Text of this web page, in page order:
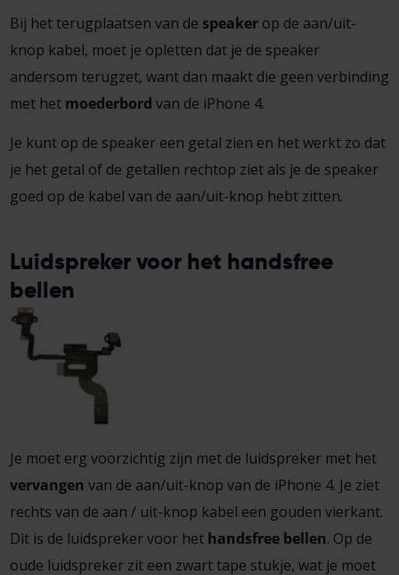
Bij het terugplaatsen van de speakerop de aan/uit-
knop kabel, moet je opletten dat je de speaker
andersom terugzet, want dan maakt die geen verbinding
met het moederbord van de iPhone 4.
Je kunt op de speaker een getal zien en het werkt zo dat
je het getal of de getallen rechtop ziet als je de speaker
goed op de kabel van de aan/uit-knop hebt zitten.
Luidspreker voor het handsfree
bellen
Je moet erg voorzichtig zijn met de luidspreker met het
vervangen van de aan/uit-knop van de iPhone 4. Je ziet
rechts van de aan / uit-knop kabel een gouden vierkant.
Dit is de luidspreker voor het handsfree bellen. Op de
oude luidspreker zit een zwart tape stukje, wat je moet